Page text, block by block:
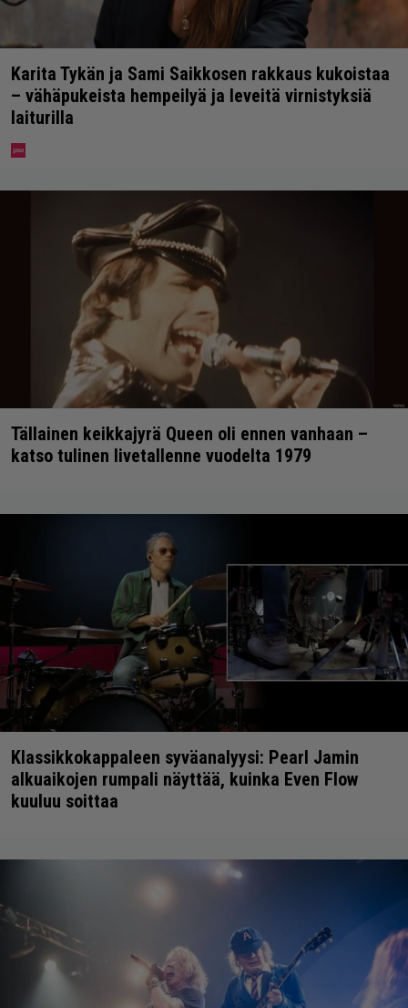
Karita Tykän ja Sami Saikkosen rakkaus kukoistaa
– vähäpukeista hempeilyä ja leveitä virnistyksiä
laiturilla
Tällainen keikkajyrä Queen oli ennen vanhaan –
katso tulinen livetallenne vuodelta 1979
Klassikkokappaleen syväanalyysi: Pearl Jamin
alkuaikojen rumpali näyttää, kuinka Even Flow
kuuluu soittaa